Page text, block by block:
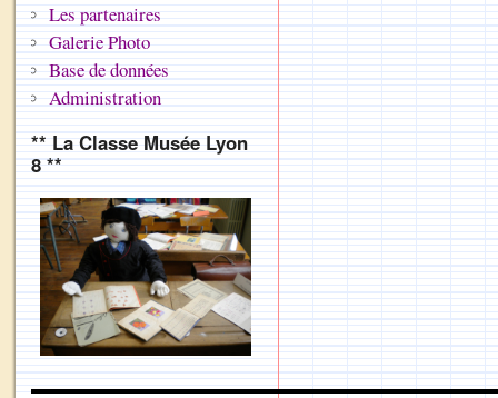
Les partenaires
Galerie Photo
Base de données
Administration
** La Classe Musée Lyon
8 **